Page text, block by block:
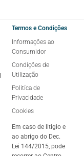
Termos e Condições
Informações ao
Consumidor
Condições de
Utilização
Politíca de
Privacidade
Cookies
Em caso de litigio e
ao abrigo do Dec.
Lei 144/2015, pode